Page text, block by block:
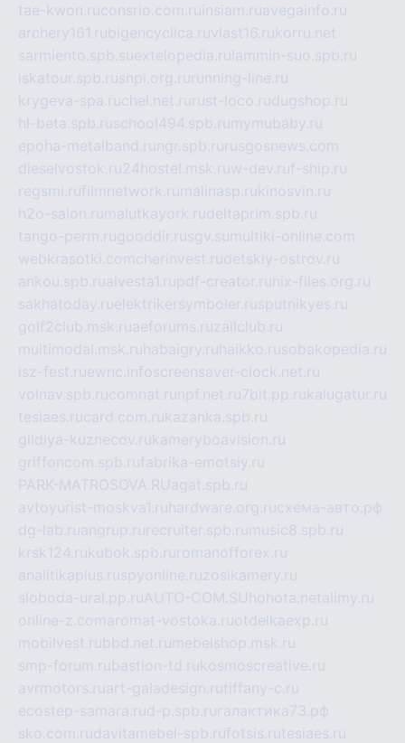
tae-kwon.ruconsrio.com.ru insiam.ruavegainfo.ru
archery161.rubigencyclica.ruvlast16.rukorru.net
sarmiento.spb.suextelopedia.ru lammin-suo.spb.ru
iskatour.spb.rusnpi.org.ru running-line.ru
krygeva-spa.ruchel.net.ru rust-loco.rudugshop.ru
hl-beta.spb.ruschool494.spb.ru mymubaby.ru
epoha-metalband.ru ngr.spb.ru rusgosnews.com
dieselvostok.ru24hostel.msk.ruw-dev.ruf-ship.ru
regsmi.rufilmnetwork.ru malinasp.rukinosvin.ru
h2o-salon.ru malutkayork.rudeltaprim.spb.ru
tango-perm.rugooddir.rusgv.su multiki-online.com
webkrasotki.comcherinvest.rudetskiy-ostrov.ru
ankou.spb.rualvesta1.rupdf-creator.ru nix-files.org.ru
sakhatoday.ruelektrikersymboler.rusputnikyes.ru
golf2club.msk.ruaeforums.ruzallclub.ru
multimodal.msk.ru habaigry.ru haikko.rusobakopedia.ru
isz-fest.ruewnc.infoscreensaver-clock.net.ru
volnav.spb.rucomnat.ru npf.net.ru7bit.pp.rukalugatur.ru
tesiaes.rucard.com.rukazanka.spb.ru
gildiya-kuznecov.rukameryboavision.ru
griffoncom.spb.rufabrika-emotsiy.ru
PARK-MATROSOVA.RUagat.spb.ru
avtoyurist-moskva1.ru hardware.org.ruсхема-авто.рф
dg-lab.ruangrup.ru recruiter.spb.ru music8.spb.ru
krsk124.rukubok.spb.ru romanofforex.ru
analitikaplus.ruspyonline.ruzosikamery.ru
sloboda-ural.pp.ruAUTO-COM.SU hohota.netalimy.ru
online-z.comaromat-vostoka.ruotdelkaexp.ru
mobilvest.rubbd.net.ru mebelshop.msk.ru
smp-forum.rubastion-td.rukosmoscreative.ru
avrmotors.ruart-galadesign.rutiffany-c.ru
ecostep-samara.rud-p.spb.ru галактика73.рф
sko.com.rudavitamebel-spb.rufotsis.rutesiaes.ru